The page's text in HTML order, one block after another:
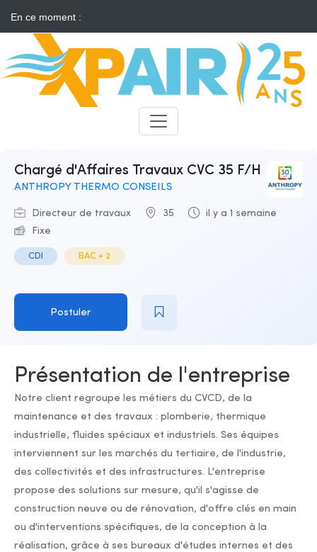
En ce moment :
Solaire : des développeurs s'insurgent contre l'annonce d'appels
d'offres "neutres"
Recruteurs
Chargé d'Affaires Travaux CVC 35 F/H
ANTHROPY THERMO CONSEILS
Directeur de travaux 35
il y a 1 semaine
Fixe
CDI BAC + 2
Postuler
Présentation de l'entreprise
Notre client regroupe les métiers du CVCD, de la
maintenance et des travaux : plomberie, thermique
industrielle, fluides spéciaux et industriels. Ses équipes
interviennent sur les marchés du tertiaire, de l'industrie,
des collectivités et des infrastructures. L'entreprise
propose des solutions sur mesure, qu'il s'agisse de
construction neuve ou de rénovation, d'offre clés en main
ou d'interventions spécifiques, de la conception à la
réalisation, grâce à ses bureaux d'études internes et des